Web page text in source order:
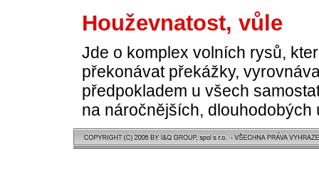
Houževnatost, vůle
Jde o komplex volních rysů,
překonávat překážky,
předpokladem u všech
na náročnějších, dlouhodobých